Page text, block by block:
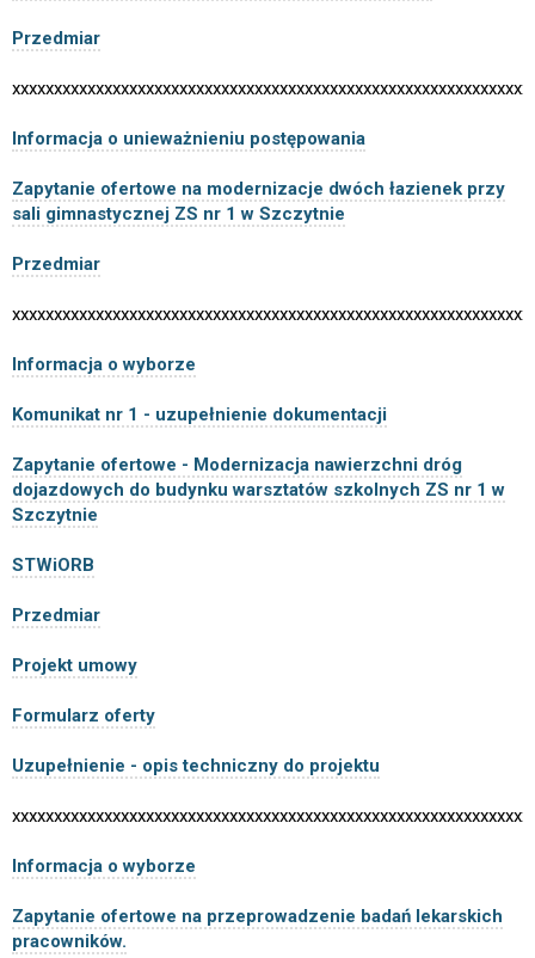
Przedmiar
Informacja o unieważnieniu postępowania
Zapytanie ofertowe na modernizacje dwóch łazienek przy
sali gimnastycznej ZS nr 1 w Szczytnie
Przedmiar
Informacja o wyborze
Komunikat nr 1 - uzupełnienie dokumentacji
Zapytanie ofertowe - Modernizacja nawierzchni dróg
dojazdowych do budynku warsztatów szkolnych ZS nr 1 w
Szczytnie
STWiORB
Przedmiar
Projekt umowy
Formularz oferty
Uzupełnienie - opis techniczny do projektu
Informacja o wyborze
Zapytanie ofertowe na przeprowadzenie badań lekarskich
pracowników.